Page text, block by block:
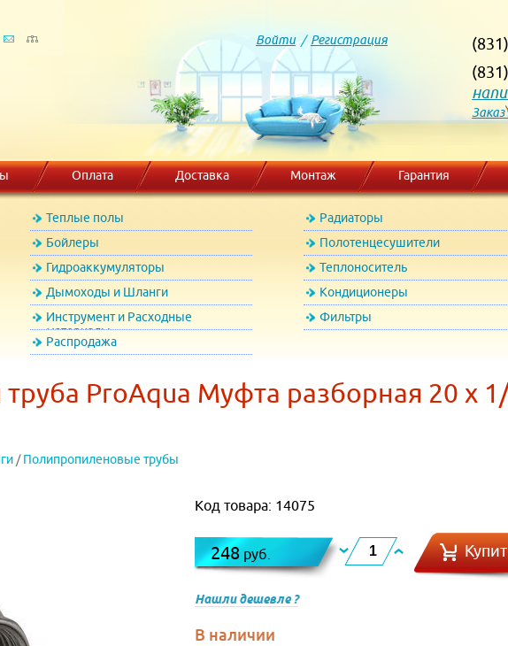
Войти/ Регистрация
Заказ
Оплата Доставка Монтаж Гарантия
Теплые полы
Радиаторы
Бойлеры
Полотенцесушители
Гидроаккумуляторы
Теплоноситель
Дымоходы и Шланги
Кондиционеры
Инструмент и Расходные
материалы
Фильтры
Распродажа
ProAqua Муфта разборная 20 х
/ Полипропиленовые трубы
Код товара: 14075
248 руб.
Нашли дешевле ?
В наличии